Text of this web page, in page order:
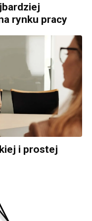
rynku pracy
i prostej